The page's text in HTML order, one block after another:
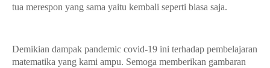
tua merespon yang sama yaitu kembali seperti biasa saja.
Demikian dampak pandemic covid-19 ini terhadap pembelajaran
matematika yang kami ampu. Semoga memberikan gambaran